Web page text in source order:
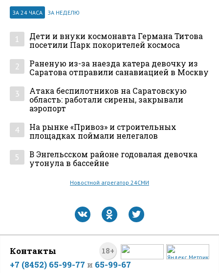
ЗА 24 ЧАСА ЗА НЕДЕЛЮ
1
Дети и внуки космонавта Германа Титова
посетили Парк покорителей космоса
2
Раненую из-за наезда катера девочку из
Саратова отправили санавиацией в Москву
3
Атака беспилотников на Саратовскую
область: работали сирены, закрывали
аэропорт
4
На рынке «Привоз» и строительных
площадках поймали нелегалов
5
В Энгельсском районе годовалая девочка
утонула в бассейне
Новостной агрегатор 24СМИ
18+
Контакты
+7 (8452) 65-99-77 и 65-99-67